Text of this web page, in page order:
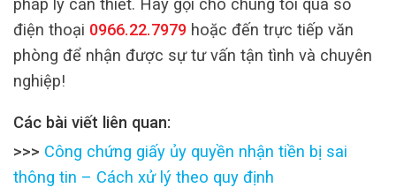
pháp lý cần thiết. Hãy gọi cho chúng tôi qua số
điện thoại 0966.22.7979 hoặc đến trực tiếp văn
phòng để nhận được sự tư vấn tận tình và chuyên
nghiệp!
Các bài viết liên quan:
>>> Công chứng giấy ủy quyền nhận tiền bị sai
thông tin – Cách xử lý theo quy định